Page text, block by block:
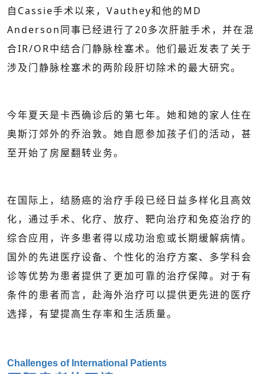
自Cassie手术以来，Vauthey和他的MD
Anderson同事已经进行了20多次肝脏手术，并在混
合IR/OR中结合门静脉栓塞术。他们最近发表了关于
涉及门静脉栓塞术的两阶段肝切除术的最大研究。
今年夏天是卡西确诊后的第七年。她和她的家人住在
奥斯汀郊外的乔治敦。她自愿参加孩子们的活动，甚
至开始了房屋翻转业务。
在国际上，结肠癌的治疗手段已经日益多样化且高效
化，通过手术、化疗、放疗、靶向治疗和免疫治疗的
综合应用，许多患者得以成功治愈或长期缓解病情。
国外的先进医疗设备、个性化的治疗方案、多学科会
诊等优势为患者提供了更加可靠的治疗保障。对于有
条件的患者而言，赴海外治疗可以提供更先进的医疗
选择，有望提高生存率和生活质量。
Challenges of International Patients